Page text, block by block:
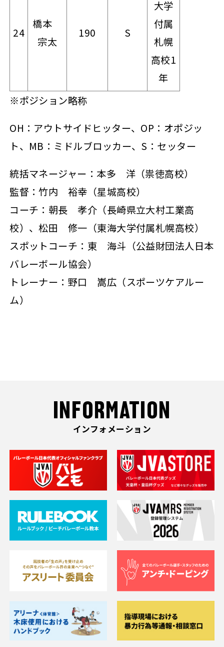
24
橋本
宗太
190 S
大学
付属
札幌
高校1
年
※ポジション略称
OH：アウトサイドヒッター、OP：オポジッ
ト、MB：ミドルブロッカー、S：セッター
統括マネージャー：本多 洋（祟徳高校）
監督：竹内 裕幸（星城高校）
コーチ：朝長 孝介（長崎県立大村工業高
校）、松田 修一（東海大学付属札幌高校）
スポットコーチ：東 海斗（公益財団法人日本
バレーボール協会）
トレーナー：野口 嵩広（スポーツケアルー
ム）
INFORMATION
インフォメーション